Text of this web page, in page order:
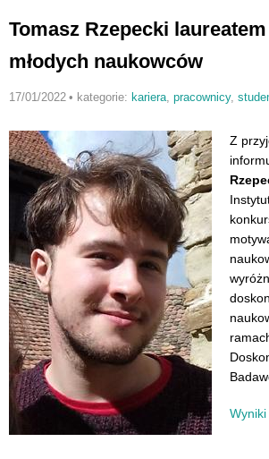
Tomasz Rzepecki
młodych naukowców
17/01/2022 • kategorie: kariera, pracownicy,
Z